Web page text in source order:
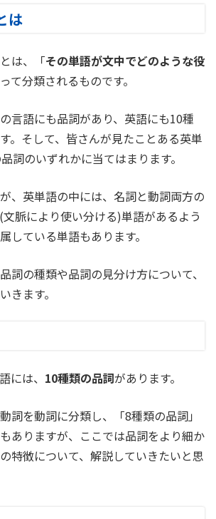
は
は、「その単語が文中でどのような役
て分類されるものです。
言語にも品詞があり、英語にも10種
。そして、皆さんが見たことある英単
詞のいずれかに当てはまります。
、英単語の中には、名詞と動詞両方の
脈により使い分ける)単語があるよう
している単語もあります。
詞の種類や品詞の見分け方について、
きます。
には、 10種類の品詞があります。
詞を動詞に分類し、「8種類の品詞」
ありますが、ここでは品詞をより細か
特徴について、解説していきたいと思